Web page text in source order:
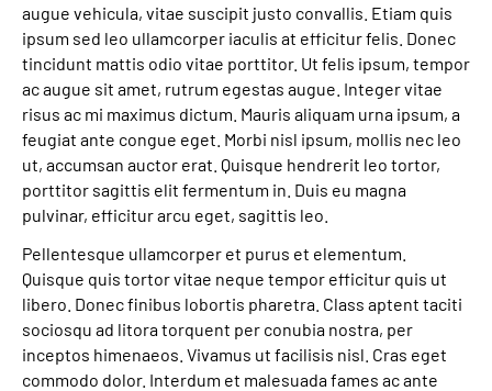
augue vehicula, vitae suscipit justo convallis. Etiam quis
ipsum sed leo ullamcorper iaculis at efficitur felis. Donec
tincidunt mattis odio vitae porttitor. Ut felis ipsum, tempor
ac augue sit amet, rutrum egestas augue. Integer vitae
risus ac mi maximus dictum. Mauris aliquam urna ipsum, a
feugiat ante congue eget. Morbi nisl ipsum, mollis nec leo
ut, accumsan auctor erat. Quisque hendrerit leo tortor,
porttitor sagittis elit fermentum in. Duis eu magna
pulvinar, efficitur arcu eget, sagittis leo.
Pellentesque ullamcorper et purus et elementum.
Quisque quis tortor vitae neque tempor efficitur quis ut
libero. Donec finibus lobortis pharetra. Class aptent taciti
sociosqu ad litora torquent per conubia nostra, per
inceptos himenaeos. Vivamus ut facilisis nisl. Cras eget
commodo dolor. Interdum et malesuada fames ac ante